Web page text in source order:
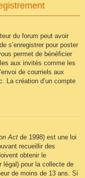
du forum peut avoir
s’enregistrer pour poster
permet de bénéficier
aux invités comme les
de courriels aux
La création d’un compte
Act de 1998) est une loi
recueillir des
obtenir le
légal) pour la collecte de
de moins de 13 ans. Si